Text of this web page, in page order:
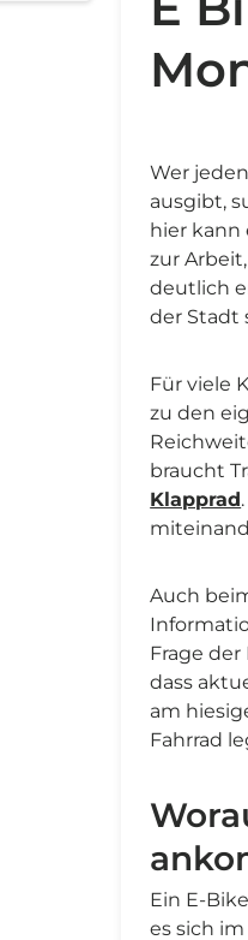
Wer
ausgibt,
hier kann
zur
deutlich
der Stadt
Für viele
zu den
braucht
Klapprad
Auch
Frage der
dass
am
Fahrrad
Ein E-
es sich